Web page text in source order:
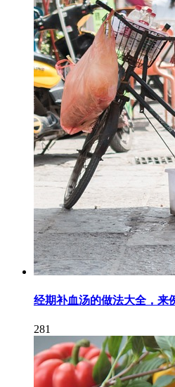
经期补血汤的做法大全，来
281